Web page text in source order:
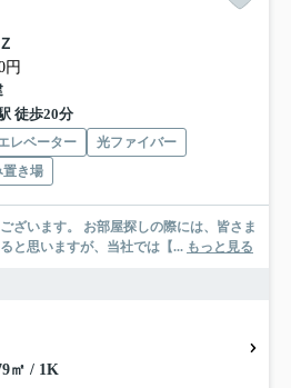
円
徒歩20分
レベーター
光ファイバー
置き場
しの際には、皆さま
と思いますが、当社では【... もっと見る
㎡ / 1K